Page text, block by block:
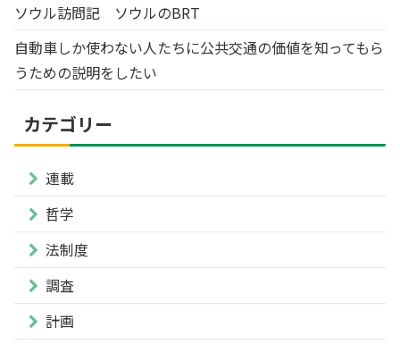
ソウル訪問記 ソウルのBRT
自動車しか使わない人たちに公共交通の価値を知ってもら
うための説明をしたい
カテゴリー
連載
哲学
法制度
調査
計画